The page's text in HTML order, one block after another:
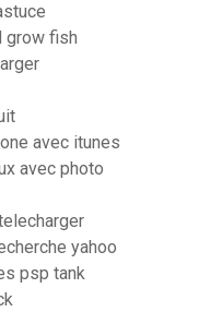
grow fish
avec itunes
avec photo
yahoo
psp tank